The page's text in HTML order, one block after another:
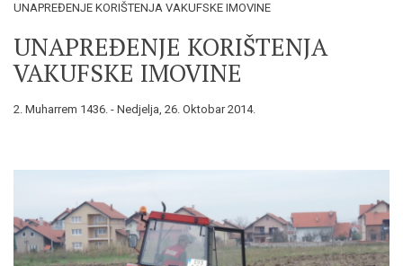
UNAPREĐENJE KORIŠTENJA VAKUFSKE IMOVINE
UNAPREĐENJE KORIŠTENJA
VAKUFSKE IMOVINE
2. Muharrem 1436. - Nedjelja, 26. Oktobar 2014.